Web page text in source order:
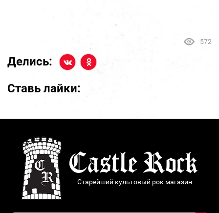
572
Делись:
Ставь лайки:
Старейший культовый рок магазин